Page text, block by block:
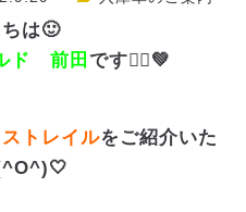
は🙂
ド 前田 です🙋‍♀️💚
トレイルをご紹介いた